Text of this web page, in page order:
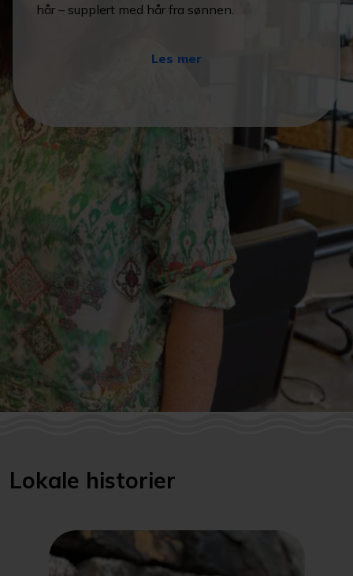
hår – supplert med hår fra sønnen.
Les mer
Lokale historier